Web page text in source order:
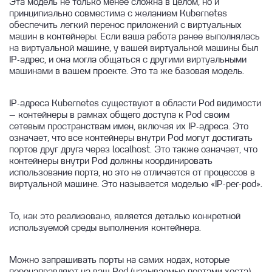
Настройка провайдера Terraform для Linx
Cloud и OpenStack
Point in Time Recovery (PITR)
Восстановление из бэкапа
Создание и удаление бэкапов
Создание, удаление и настройка плана
Репликации
Инструкция по созданию реплицируемых
и distributed таблиц в Clickhouse кластере
Добавление
Расширения
Дополнительные модули PostgreSQL
Расширение Postgis для PostgreSQL
PostgreSQL
Расширение pgbadger для PostgreSQL
Расширение pgpartman для PostgreSQL
Расширение jsquery для PostgreSQL
Расширение timescaledb для PostgreSQL
HOLISTIC.DEV2
Hint plan в PostgreSQL
Управление функциями
Управление БД и пользователями
Флаги (параметры)
Масштабирование функций сервиса
Вертикальное масштабирование
PostgreSQL
Управление обновлениями
Быстрый старт работы с сервисом
Управление базами данных и
пользователями
PostgreSQL: disk performance
Конфигурации Баз данных при создании
инстанса
Подключение к инстансу Базы данных по
Запуск инстанса с Redis
Сетевые особенности инстансов БД
Cloud
Установка в существующие ВМ
Пары адресов (allowed address pairs)
Описание
Создание балансировщика
Добавление правил
Пропускная способность
Сети
Публичный DNS
API
Создание и удаление сетей
Внешняя сеть
Настройка приватной сети
Приватный DNS
Маршрутизаторы
Порты ВМ
Топология виртуальных сетей
Quickstart guide terraform provider Linx
Шлюз и маска подсети
принципиально совместима с желанием Kubernetes
обеспечить легкий перенос приложений с виртуальных
машин в контейнеры. Если ваша работа ранее выполнялась
на виртуальной машине, у вашей виртуальной машины был
IP-адрес, и она могла общаться с другими виртуальными
машинами в вашем проекте. Это та же базовая модель.
IP-адреса Kubernetes существуют в области Pod видимости
— контейнеры в рамках общего доступа к Pod своим
сетевым пространствам имен, включая их IP-адреса. Это
означает, что все контейнеры внутри Pod могут достигать
портов друг друга через localhost. Это также означает, что
контейнеры внутри Pod должны координировать
использование порта, но это не отличается от процессов в
виртуальной машине. Это называется моделью «IP-per-pod».
То, как это реализовано, является деталью конкретной
используемой среды выполнения контейнера.
Можно запрашивать порты на самих нодах, которые